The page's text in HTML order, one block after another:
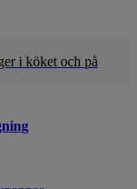
i köket och på